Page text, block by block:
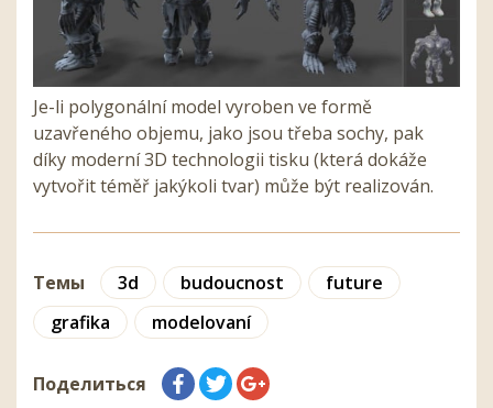
Je-li polygonální model vyroben ve formě
uzavřeného objemu, jako jsou třeba sochy, pak
díky moderní 3D technologii tisku (která dokáže
vytvořit téměř jakýkoli tvar) může být realizován.
Темы 3d budoucnost
future
grafika
modelovaní
Поделиться